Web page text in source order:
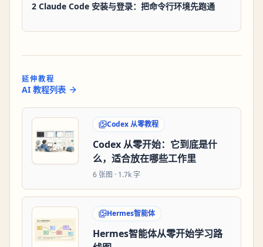
2 Claude Code 安装与登录：把命令行环境先跑通
延伸教程
AI 教程列表
Codex 从零教程
Codex 从零开始：它到底是什
么，适合放在哪些工作里
6 张图 · 1.7k 字
Hermes智能体
Hermes智能体从零开始学习路